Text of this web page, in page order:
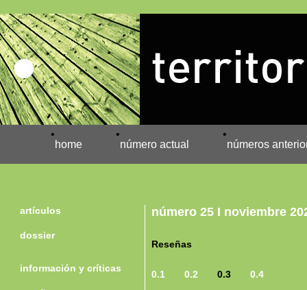
•
home
•
número actual
•
números
artículos
dossier
información y críticas
número 25 I noviembre
Reseñas
0.1 0.2 0.3 0.4